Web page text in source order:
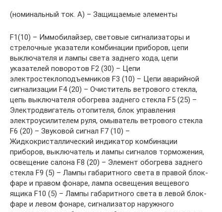
(номинальный ток. А) – Защищаемые элементы
F1(10) – Иммобилайзер, световые сигнализаторы и
стрелочные указатели ком­бинации приборов, цепи
выключателя и лампы света заднего хода, цепи
указателей поворотов F2 (30) – Цепи
электростеклоподъемников F3 (10) – Цепи аварийной
сигнализации F4 (20) – Очиститель ветрового стекла,
цепь выключателя обогрева заднего стекла F5 (25) –
Электродвигатель отопителя, блок управления
электроусилителем руля, омыватель ветрового стекла
F6 (20) – Звуковой сигнал F7 (10) –
Жидкокристаллический индикатор комбинации
приборов, выключа­тель и лампы сигналов торможения,
освещение салона F8 (20) – Элемент обогрева заднего
стекла F9 (5) – Лампы габаритного света в правой блок-
фаре и правом фонаре, лампа освещения вещевого
ящика F10 (5) – Лампы габаритного света в левой блок-
фаре и левом фонаре, сигнали­затор наружного